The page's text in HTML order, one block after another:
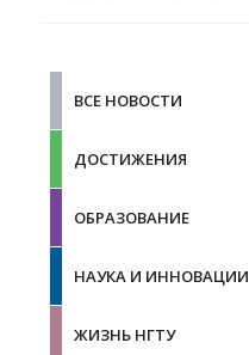
ВСЕ НОВОСТИ
ДОСТИЖЕНИЯ
ОБРАЗОВАНИЕ
НАУКА И ИННОВАЦИИ
ЖИЗНЬ НГТУ